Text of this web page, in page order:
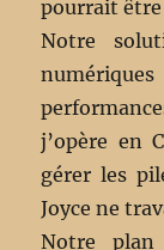
pourrait
Notre
j’opère en
gérer les
Joyce ne
Notre plan